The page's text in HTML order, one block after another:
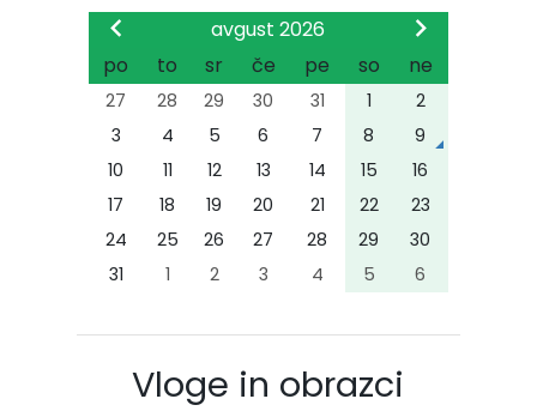
avgust 2026
po
to sr če pe so ne
27 28 29 30 31 1
2
3
4 5 6 7 8
9
10
11 12 13 14 15
16
17
18 19 20 21 22
23
24
25 26 27 28 29
30
31
1 2 3 4 5 6
Vloge in obrazci